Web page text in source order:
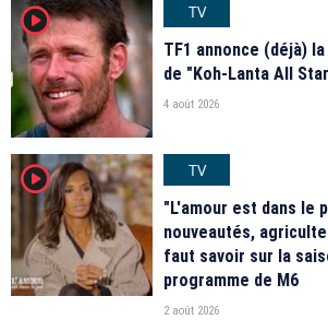
player2
TV
TF1 annonce (déjà)
de "Koh-Lanta All
4 août 2026
player2
TV
"L'amour est dans le
nouveautés,
faut savoir sur la
programme de M6
2 août 2026